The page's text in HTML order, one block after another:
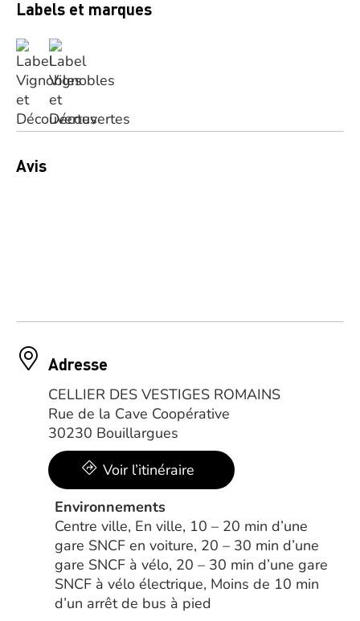
Labels et marques
Avis
Adresse
CELLIER DES VESTIGES ROMAINS
Rue de la Cave Coopérative
30230 Bouillargues
Voir l’itinéraire
Environnements
Centre ville, En ville, 10 – 20 min d’une
gare SNCF en voiture, 20 – 30 min d’une
gare SNCF à vélo, 20 – 30 min d’une gare
SNCF à vélo électrique, Moins de 10 min
d’un arrêt de bus à pied